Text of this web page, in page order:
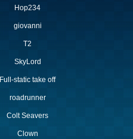
Hop234
giovanni
T2
SkyLord
Full-static take off
roadrunner
Colt Seavers
Clown